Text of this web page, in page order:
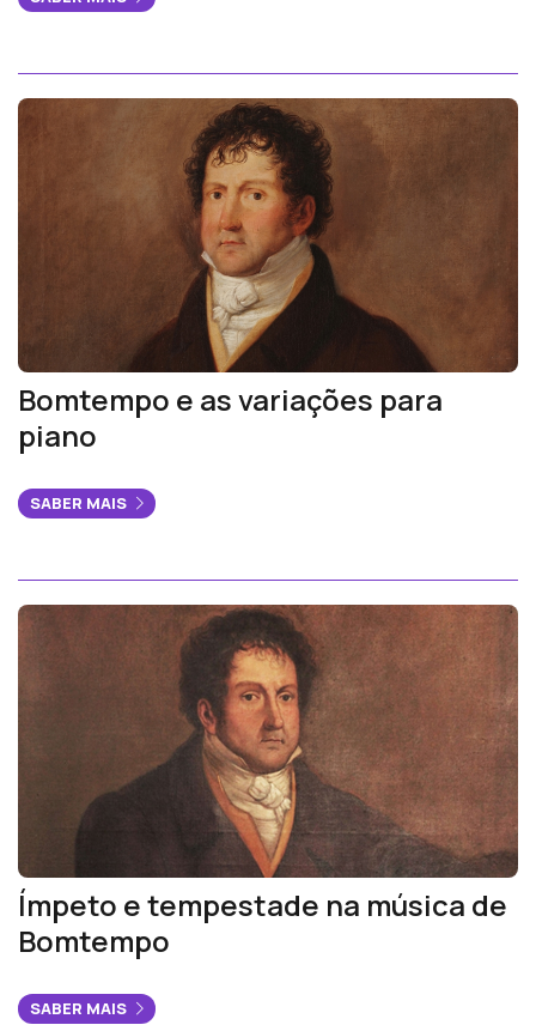
Bomtempo e as variações para
piano
SABER MAIS
Ímpeto e tempestade na música de
Bomtempo
SABER MAIS